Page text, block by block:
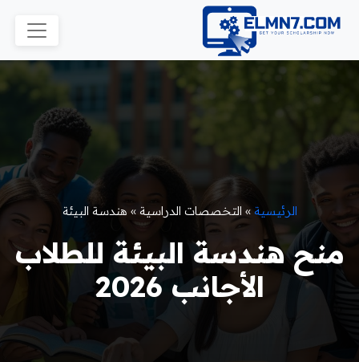
الرئيسية» التخصصات الدراسية » هندسة البيئة
منح هندسة البيئة للطلاب
الأجانب 2026